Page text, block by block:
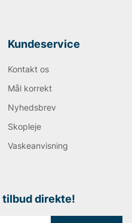
Kundeservice
Kontakt os
Mål korrekt
Nyhedsbrev
Skopleje
Vaskeanvisning
tilbud direkte!